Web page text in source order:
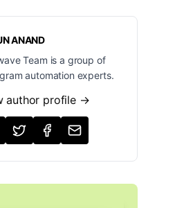
ANAND
Team is a group of
automation experts.
author profile →